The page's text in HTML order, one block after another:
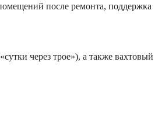
после ремонта, поддержка
через трое»), а также вахтовый